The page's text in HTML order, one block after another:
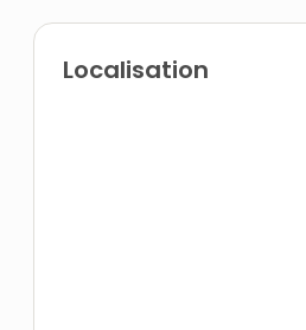
Localisation